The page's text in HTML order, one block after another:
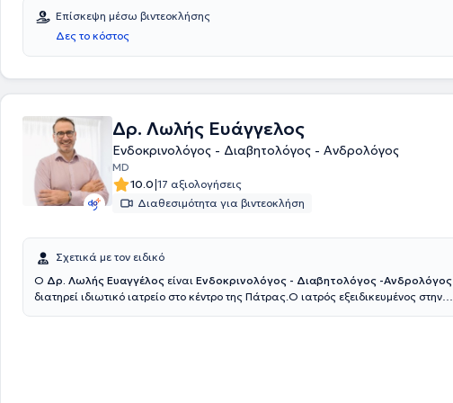
Επίσκεψη μέσω βιντεοκλήσης
Δες το κόστος
Δρ. Λωλής Ευάγγελος
Ενδοκρινολόγος - Διαβητολόγος - Ανδρολόγος
MD
10.0|17 αξιολογήσεις
Διαθεσιμότητα για βιντεοκλήση
Σχετικά με τον ειδικό
Ο Δρ. Λωλής Ευαγγέλος είναι Ενδοκρινολόγος - Διαβητολόγος -Ανδρολόγος
διατηρεί ιδιωτικό ιατρείο στο κέντρο της Πάτρας.Ο ιατρός εξειδικευμένος στην